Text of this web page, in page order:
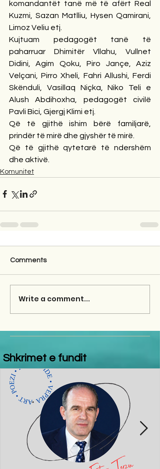
komandantët tanë më të afërt Real
Kuzmi, Sazan Matlliu, Hysen Qamirani,
Limoz Veliu etj.
Kujtuam pedagogët tanë të
paharruar Dhimitër Vllahu, Vullnet
Didini, Agim Qoku, Piro Jançe, Aziz
Velçani, Pirro Xheli, Fahri Allushi, Ferdi
Skënduli, Vasillaq Niçka, Niko Teli e
Alush Abdihoxha, pedagogët civilë
Pavli Bici, Gjergj Klimi etj.
Që të gjithë ishim bërë familjarë,
prindër të mirë dhe gjyshër të mirë.
Që të gjithë qytetarë të ndershëm
dhe aktivë.
Komunitet
Comments
Write a comment...
Shkrimet e fundit